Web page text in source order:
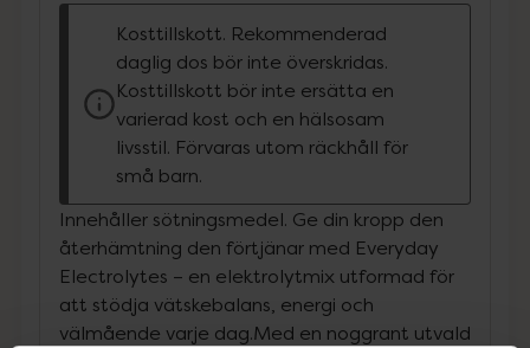
Kosttillskott. Rekommenderad
daglig dos bör inte överskridas.
Kosttillskott bör inte ersätta en
varierad kost och en hälsosam
livsstil. Förvaras utom räckhåll för
små barn.
Innehåller sötningsmedel. Ge din kropp den
återhämtning den förtjänar med Everyday
Electrolytes – en elektrolytmix utformad för
att stödja vätskebalans, energi och
välmående varje dag.Med en noggrant utvald